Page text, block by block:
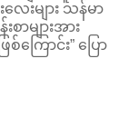
းများ သန်မာ
ာများအား
ကြောင်း” ပြော